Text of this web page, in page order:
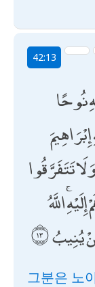
42:13
تَتَفَرَّقُوا
اللَّهُ
يُنِيبُ
그분은 노